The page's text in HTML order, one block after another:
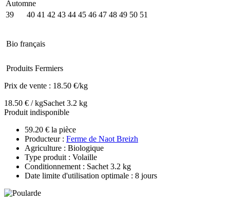
Automne
39
40 41 42 43 44 45 46 47 48 49 50 51
Bio français
Produits Fermiers
Prix de vente : 18.50 €/kg
18.50 € / kgSachet 3.2 kg
Produit indisponible
59.20 € la pièce
Producteur : Ferme de Naot Breizh
Agriculture : Biologique
Type produit : Volaille
Conditionnement : Sachet 3.2 kg
Date limite d'utilisation optimale : 8 jours